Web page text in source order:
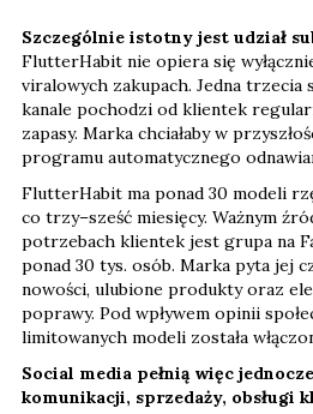
Szczególnie istotny jest udział
FlutterHabit nie opiera się
viralowych zakupach. Jedna trzecia
kanale pochodzi od klientek
zapasy. Marka chciałaby w
programu automatycznego
FlutterHabit ma ponad 30 modeli
co trzy–sześć miesięcy. Ważnym
potrzebach klientek jest grupa na
ponad 30 tys. osób. Marka pyta jej
nowości, ulubione produkty oraz
poprawy. Pod wpływem opinii
limitowanych modeli została
Social media pełnią więc
komunikacji, sprzedaży, obsługi